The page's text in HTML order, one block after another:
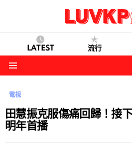
LATEST 流行
電視
田慧振克服傷痛回歸！接
明年首播